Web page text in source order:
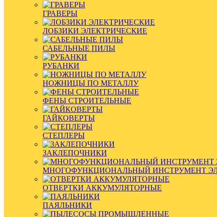
ГРАВЕРЫ
ЛОБЗИКИ ЭЛЕКТРИЧЕСКИЕ
САБЕЛЬНЫЕ ПИЛЫ
РУБАНКИ
НОЖНИЦЫ ПО МЕТАЛЛУ
ФЕНЫ СТРОИТЕЛЬНЫЕ
ГАЙКОВЕРТЫ
СТЕПЛЕРЫ
ЗАКЛЕПОЧНИКИ
МНОГОФУНКЦИОНАЛЬНЫЙ ИНСТРУМЕНТ
ОТВЕРТКИ АККУМУЛЯТОРНЫЕ
ПАЯЛЬНИКИ